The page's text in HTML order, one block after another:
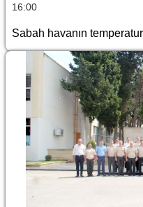
16:00
Sabah havanın